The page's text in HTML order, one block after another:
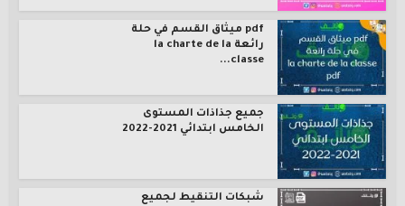
pdf ميثاق القسم في حلة
رائعة la charte de la
classe...
جميع جذاذات المستوى
الخامس ابتدائي 2021-2022
شبكات التنقيط لجميع